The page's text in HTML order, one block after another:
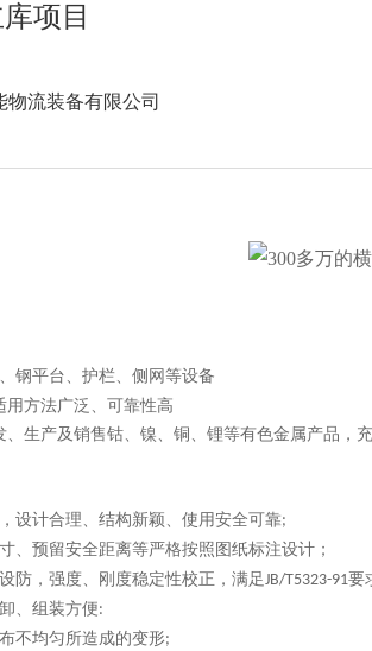
项目
流装备有限公司
钢平台、护栏、侧网等设备
用方法广泛、可靠性高
、生产及销售钴、镍、铜、锂等有色金属产品，
设计合理、结构新颖、使用安全可靠;
、预留安全距离等严格按照图纸标注设计；
防，强度、刚度稳定性校正，满足JB/T5323-91要
、组装方便:
不均匀所造成的变形;